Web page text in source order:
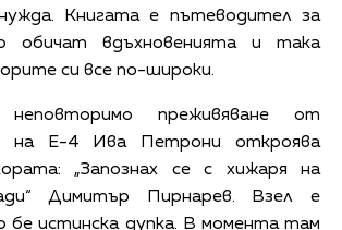
Книгата е пътеводител за
обичат вдъхновенията и така
си все по-широки.
преживяване от
на Е-4 Ива Петрони откроява
„Запознах се с хижаря на
Димитър Пирнарев. Взел е
бе истинска дупка. В момента там